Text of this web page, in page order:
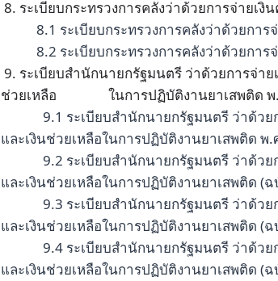
8. ระเบียบกระทรวงการคลังว่าด้วยการจ่ายเ
8.1 ระเบียบกระทรวงการคลังว่าด้วยกา
8.2 ระเบียบกระทรวงการคลังว่าด้วยกา
9. ระเบียบสำนักนายกรัฐมนตรี ว่าด้วยการจ่า
ช่วยเหลือ ในการปฏิบัติงานยาเสพติด พ.
9.1 ระเบียบสำนักนายกรัฐมนตรี ว่าด้ว
และเงินช่วยเหลือในการปฏิบัติงานยาเสพติด พ.
9.2 ระเบียบสำนักนายกรัฐมนตรี ว่าด้ว
และเงินช่วยเหลือในการปฏิบัติงานยาเสพติด (
9.3 ระเบียบสำนักนายกรัฐมนตรี ว่าด้ว
และเงินช่วยเหลือในการปฏิบัติงานยาเสพติด (
9.4 ระเบียบสำนักนายกรัฐมนตรี ว่าด้ว
และเงินช่วยเหลือในการปฏิบัติงานยาเสพติด (